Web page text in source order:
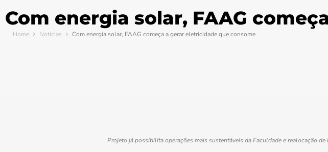
Com energia solar, FAAG
Home Notícias Com energia solar, FAAG começa a gerar eletricidade que consome
Projeto já possibilita operações mais sustentáveis da Faculdade e realocação de